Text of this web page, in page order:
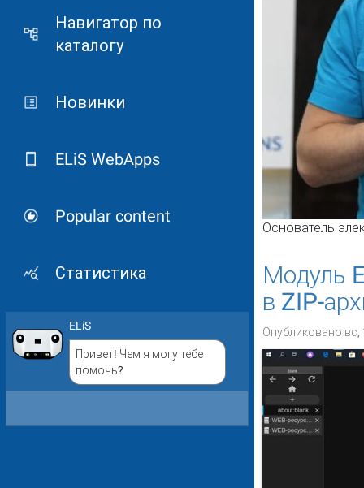
Навигатор по
каталогу
Новинки
ELiS WebApps
Popular content
Статистика
ELiS
Привет! Чем я могу тебе
помочь?
Основатель
Модуль
в ZIP-
Опубликовано вс,